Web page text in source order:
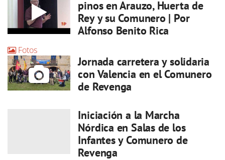
pinos en Arauzo, Huerta de
Rey y su Comunero | Por
Alfonso Benito Rica
Fotos
Jornada carretera y solidaria
con Valencia en el Comunero
de Revenga
Iniciación a la Marcha
Nórdica en Salas de los
Infantes y Comunero de
Revenga